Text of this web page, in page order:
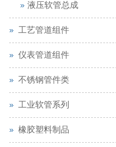
液压软管总成
工艺管道组件
仪表管道组件
不锈钢管件类
工业软管系列
橡胶塑料制品